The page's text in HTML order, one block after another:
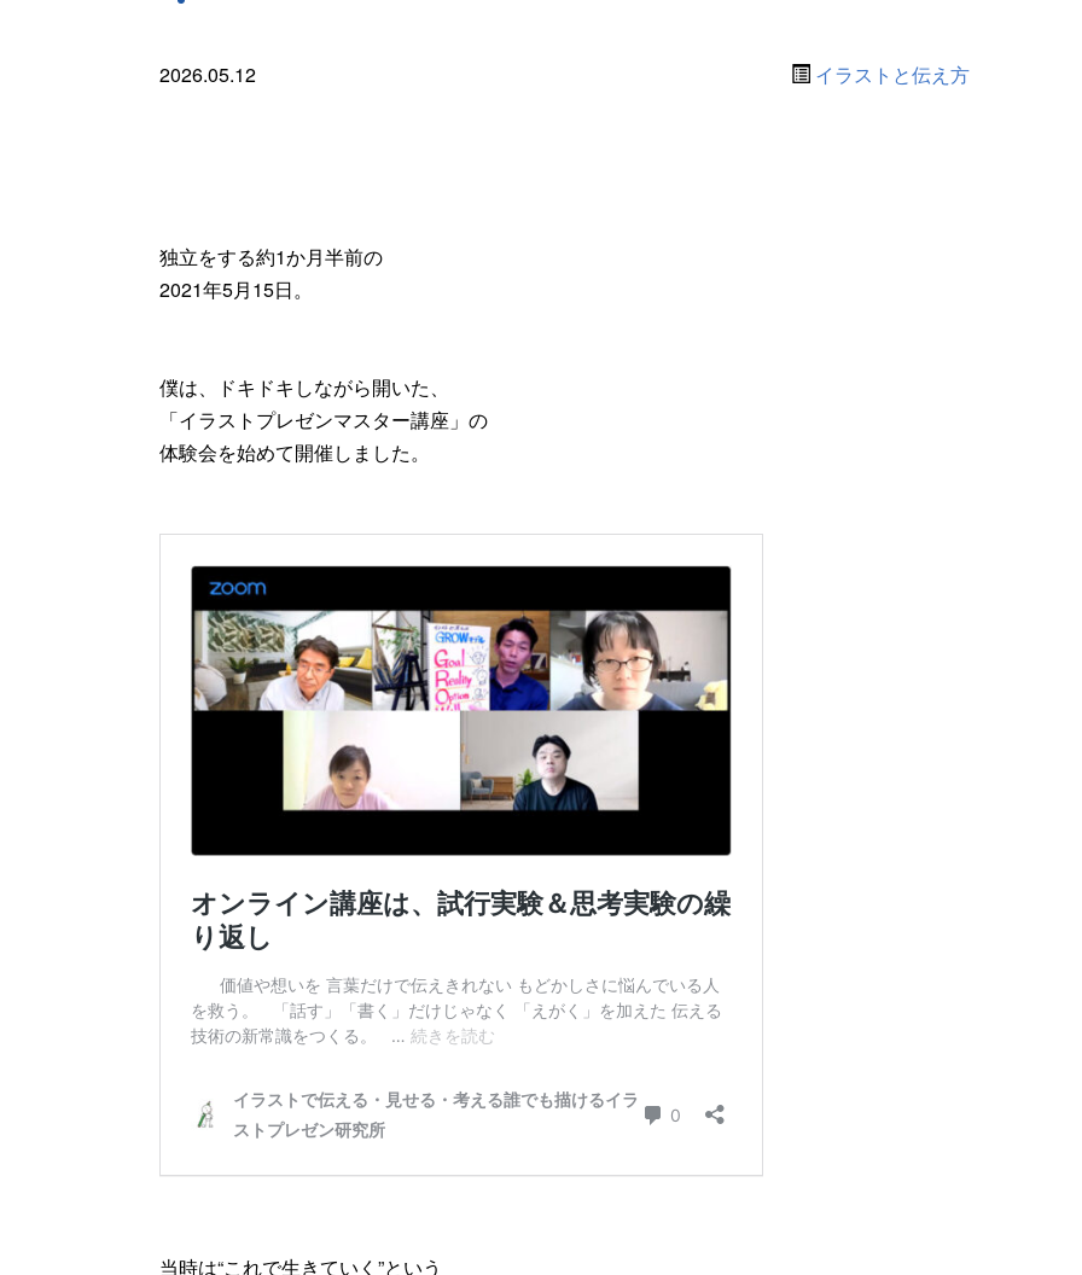
2026.05.12 イラストと伝え方
独立をする約1か月半前の
2021年5月15日。
僕は、ドキドキしながら開いた、
「イラストプレゼンマスター講座」の
体験会を始めて開催しました。
当時は“これで生きていく”という